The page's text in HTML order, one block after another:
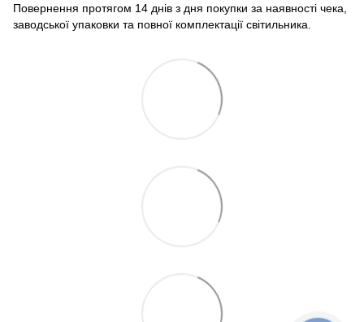
Повернення протягом 14 днів з дня покупки за наявності чека,
заводської упаковки та повної комплектації світильника.